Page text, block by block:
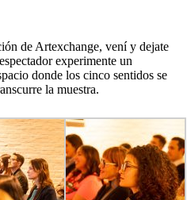
de Artexchange, vení y dejate
experimente un
donde los cinco sentidos se
la muestra.